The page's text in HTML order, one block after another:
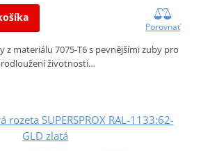
Porovnať
z materiálu 7075-T6 s pevnějšími zuby pro
životnosti…
rozeta SUPERSPROX RAL-1133:62-
GLD zlatá